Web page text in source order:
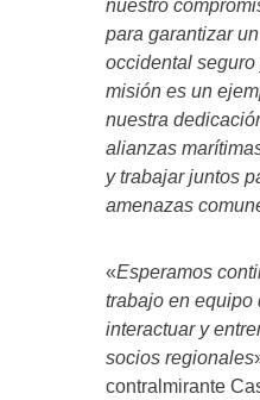
nuestro
para garantizar
occidental seguro
misión es un
nuestra
alianzas
y trabajar juntos
amenazas
«Esperamos
trabajo en equipo
interactuar y
socios regionales
contralmirante